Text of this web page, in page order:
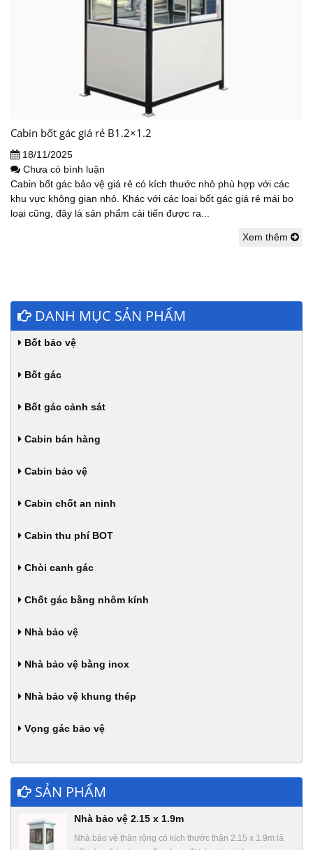
Cabin bốt gác giá rẻ B1.2×1.2
18/11/2025
Chưa có bình luận
Cabin bốt gác bảo vệ giá rẻ có kích thước nhỏ phù hợp với các
khu vực không gian nhỏ. Khác với các loại bốt gác giá rẻ mái bo
loại cũng, đây là sản phẩm cải tiến được ra...
Xem thêm
DANH MỤC SẢN PHẨM
Bốt bảo vệ
Bốt gác
Bốt gác cảnh sát
Cabin bán hàng
Cabin bảo vệ
Cabin chốt an ninh
Cabin thu phí BOT
Chòi canh gác
Chốt gác bằng nhôm kính
Nhà bảo vệ
Nhà bảo vệ bằng inox
Nhà bảo vệ khung thép
Vọng gác bảo vệ
SẢN PHẨM
Nhà bảo vệ 2.15 x 1.9m
Nhà bảo vệ thân rộng có kích thước thân 2.15 x 1.9m là